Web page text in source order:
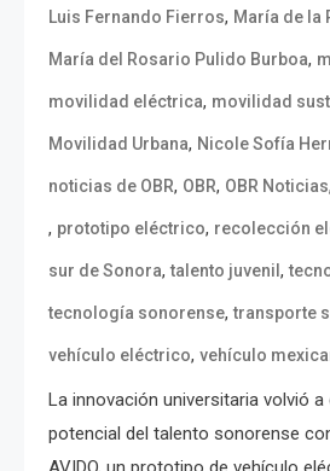
Luis Fernando Fierros, María de la
María del Rosario Pulido Burboa,
movilidad eléctrica, movilidad
Movilidad Urbana, Nicole Sofía
noticias de OBR, OBR, OBR Noticias,
, prototipo eléctrico, recolección
sur de Sonora,talento juvenil ,
tecnología sonorense,transporte
vehículo eléctrico, vehículo
La innovación universitaria volvió
potencial del talento sonorense